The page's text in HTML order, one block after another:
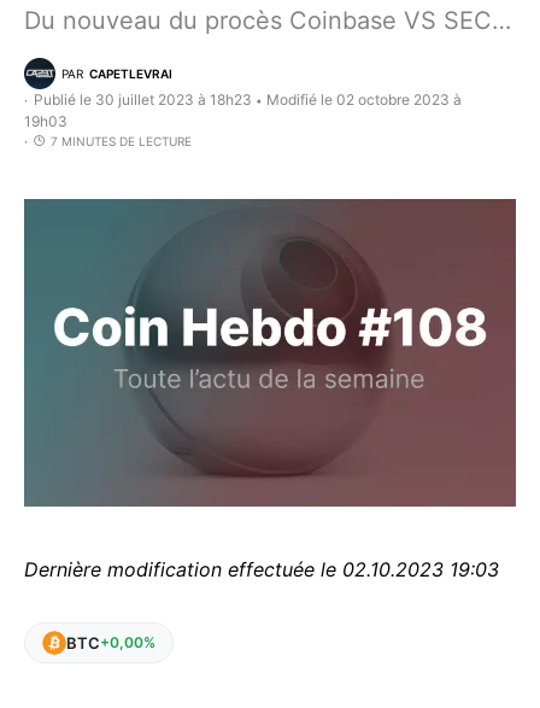
Du nouveau du procès Coinbase VS SEC…
PAR CAPETLEVRAI
Publié le 30 juillet 2023 à 18h23 • Modifié le 02 octobre 2023 à
19h03
7 MINUTES DE LECTURE
Dernière modification effectuée le 02.10.2023 19:03
BTC+0,00%